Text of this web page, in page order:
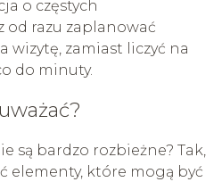
o częstych
od razu zaplanować
wizytę, zamiast liczyć na
do minuty.
są bardzo rozbieżne? Tak,
elementy, które mogą być